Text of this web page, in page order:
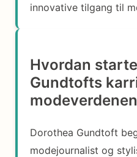
innovative tilgang til
Hvordan
Gundtofts
Dorothea Gundtoft
modejournalist og